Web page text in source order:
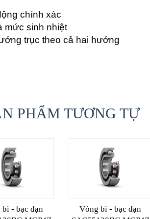
chính xác
mức sinh nhiệt
trục theo cả hai hướng
PHẨM TƯƠNG TỰ
bi - bạc đạn
Vòng bi - bạc đạn